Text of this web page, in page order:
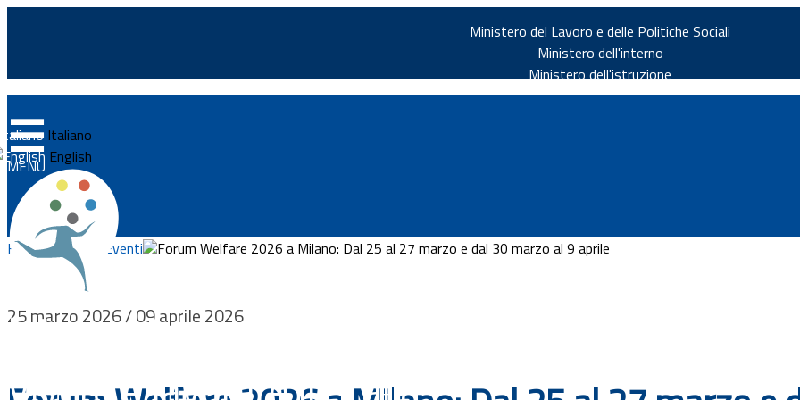
Home
News
Approfondimenti
Eventi
Normativa
Progetti
Bandi
Ministero del Lavoro e delle Politiche Sociali
Ministero dell'interno
Ministero dell'istruzione
Italiano
English
☰
MENU
Integrazionemigranti.gov.it
Home Ricerca Eventi Forum Welfare 2026 a Milano: Dal 25 al 27 marzo e dal 30 marzo al 9 aprile
25 marzo 2026 / 09 aprile 2026